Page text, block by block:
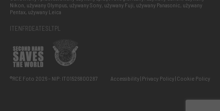
Nikon, używany Olympus, używany Sony, używany Fuji, używany Panasonic, używany
Pentax, używany Leica
ITENFRDEATESLTPL
®RCE Foto 2026 – NIP: IT01526800287 Accessibility Privacy Policy Cookie Policy